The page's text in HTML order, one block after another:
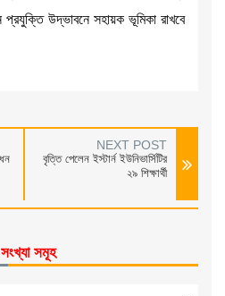
উদ্ভাবনে সহায়ক ভূমিকা রাখবে
NEXT POST
বৃত্তি পেলেন ইস্টার্ন ইউনিভার্সিটির
২৯ শিক্ষার্থী
সমূহ